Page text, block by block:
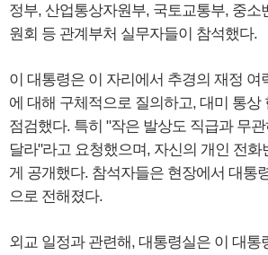
정부, 산업통상자원부, 국토교통부, 중소
원회 등 관계부처 실무자들이 참석했다.
이 대통령은 이 자리에서 추경의 재정 여
에 대해 구체적으로 질의하고, 대미 통상
점검했다. 특히 "작은 발상도 직급과 무
달라"라고 요청했으며, 자신의 개인 전화
게 공개했다. 참석자들은 현장에서 대통
으로 전해졌다.
외교 일정과 관련해, 대통령실은 이 대통